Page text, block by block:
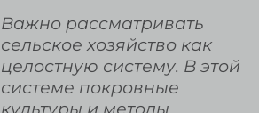
Важно рассматривать
сельское хозяйство как
целостную систему. В этой
системе покровные
культуры и методы